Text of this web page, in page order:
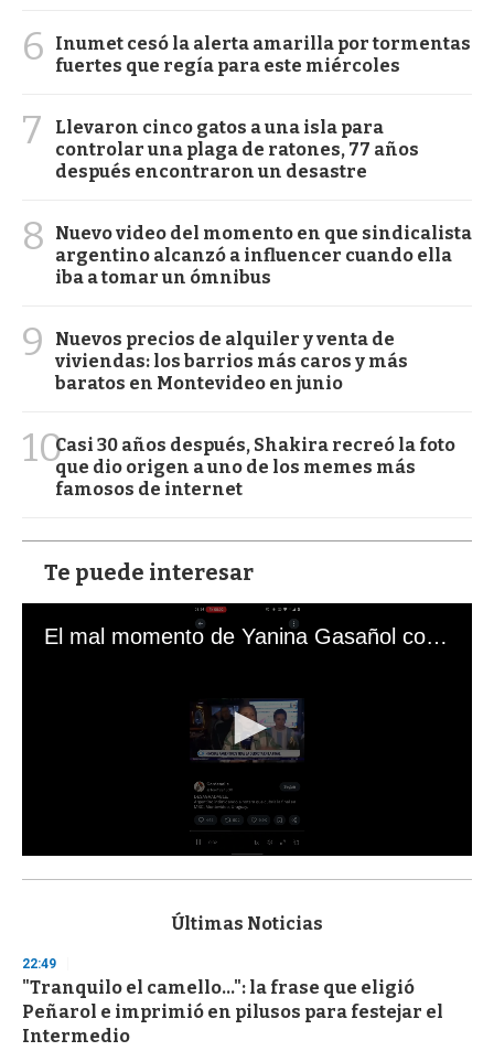
6
Inumet cesó la alerta amarilla por tormentas
fuertes que regía para este miércoles
7
Llevaron cinco gatos a una isla para
controlar una plaga de ratones, 77 años
después encontraron un desastre
8
Nuevo video del momento en que sindicalista
argentino alcanzó a influencer cuando ella
iba a tomar un ómnibus
9
Nuevos precios de alquiler y venta de
viviendas: los barrios más caros y más
baratos en Montevideo en junio
10Casi 30 años después, Shakira recreó la foto
que dio origen a uno de los memes más
famosos de internet
Te puede interesar
El mal momento de Yanina Gasañol con un hincha argentino en "Subrayado"
s
d
s
o
f
3
Últimas Noticias
22:49
"Tranquilo el camello...": la frase que eligió
Peñarol e imprimió en pilusos para festejar el
Intermedio